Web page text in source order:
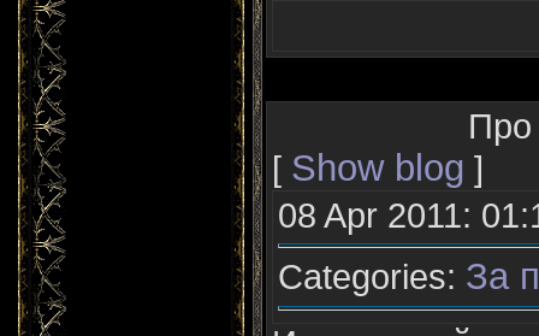
Про
[ Show blog ]
08 Apr 2011:
Categories: За